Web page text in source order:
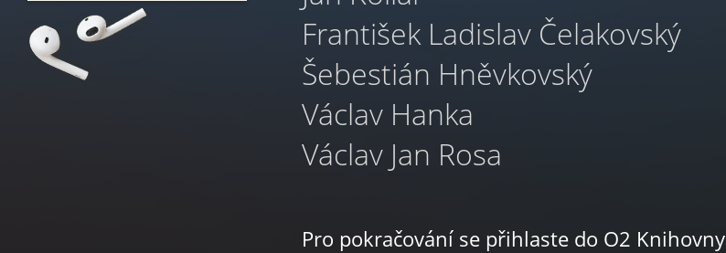
František Ladislav Čelakovský
Šebestián Hněvkovský
Václav Hanka
Václav Jan Rosa
Pro pokračování se přihlaste do O2 Knihovny